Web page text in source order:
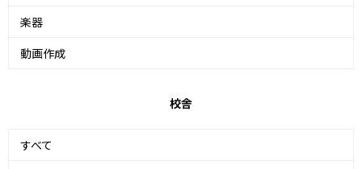
楽器
動画作成
校舎
すべて